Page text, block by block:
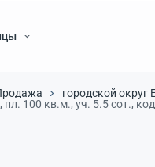
городской округ
100 кв.м., уч. 5.5 сот.,